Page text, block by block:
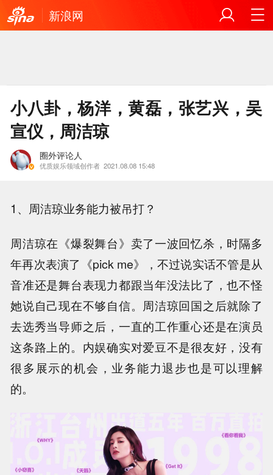
新浪网
小八卦，杨洋，黄磊，张艺兴，吴
宣仪，周洁琼
圈外评论人
优质娱乐领域创作者 2021.08.08 15:48
1、周洁琼业务能力被吊打？
周洁琼在《爆裂舞台》卖了一波回忆杀，时隔多
年再次表演了《pick me》，不过说实话不管是从
音准还是舞台表现力都跟当年没法比了，也不怪
她说自己现在不够自信。周洁琼回国之后就除了
去选秀当导师之后，一直的工作重心还是在演员
这条路上的。内娱确实对爱豆不是很友好，没有
很多展示的机会，业务能力退步也是可以理解
的。